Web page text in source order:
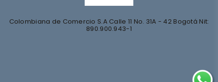
Colombiana de Comercio S.A Calle 11 No. 31A - 42 Bogotá Nit:
890.900.943-1